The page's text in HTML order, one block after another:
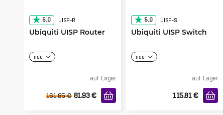
5.0 UISP-R
Ubiquiti UISP Router
neu
auf Lager
161.85 € 81.93 €
5.0 UISP-S
Ubiquiti UISP Switch
neu
auf Lager
115.81 €